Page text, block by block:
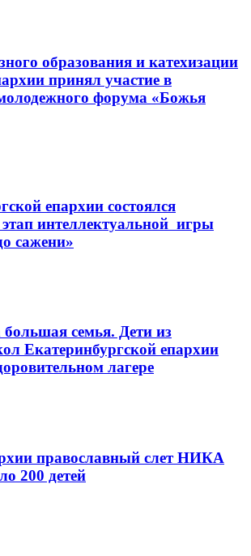
образования и катехизации
принял участие в
форума «Божья
епархии состоялся
интеллектуальной игры
сажени»
семья. Дети из
Екатеринбургской епархии
лагере
православный слет НИКА
200 детей